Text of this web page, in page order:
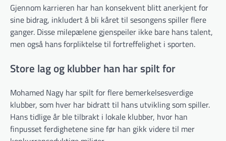
Gjennom karrieren har han konsekvent blitt anerkjent for
sine bidrag, inkludert å bli kåret til sesongens spiller flere
ganger. Disse milepælene gjenspeiler ikke bare hans talent,
men også hans forpliktelse til fortreffelighet i sporten.
Store lag og klubber han har spilt for
Mohamed Nagy har spilt for flere bemerkelsesverdige
klubber, som hver har bidratt til hans utvikling som spiller.
Hans tidlige år ble tilbrakt i lokale klubber, hvor han
finpusset ferdighetene sine før han gikk videre til mer